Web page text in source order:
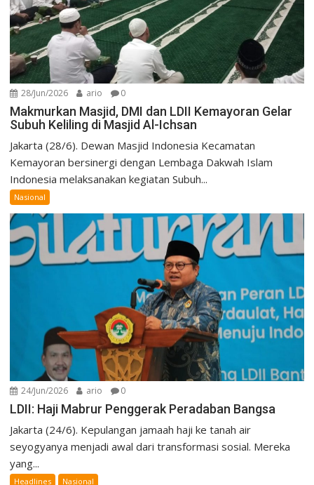
28/Jun/2026 ario 0
Makmurkan Masjid, DMI dan LDII Kemayoran Gelar
Subuh Keliling di Masjid Al-Ichsan
Jakarta (28/6). Dewan Masjid Indonesia Kecamatan
Kemayoran bersinergi dengan Lembaga Dakwah Islam
Indonesia melaksanakan kegiatan Subuh...
Nasional
24/Jun/2026 ario 0
LDII: Haji Mabrur Penggerak Peradaban Bangsa
Jakarta (24/6). Kepulangan jamaah haji ke tanah air
seyogyanya menjadi awal dari transformasi sosial. Mereka
yang...
Headlines Nasional